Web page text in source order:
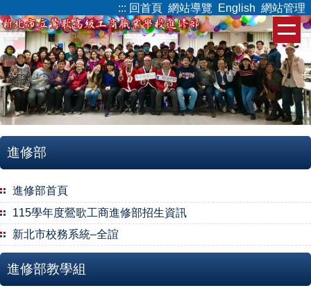
到
主
要
內
容
區
::: 回首頁 網站導覽 English 網站管理
進修部
進修部首頁
115學年度鶯歌工商進修部招生資訊
新北市校務系統–全誼
進修部教學組